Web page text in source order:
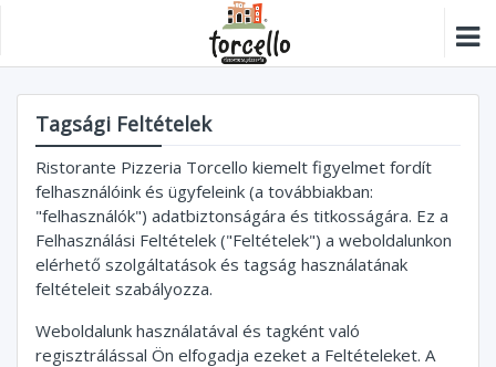
Tagsági Feltételek
Ristorante Pizzeria Torcello kiemelt figyelmet fordít
felhasználóink és ügyfeleink (a továbbiakban:
"felhasználók") adatbiztonságára és titkosságára. Ez a
Felhasználási Feltételek ("Feltételek") a weboldalunkon
elérhető szolgáltatások és tagság használatának
feltételeit szabályozza.
Weboldalunk használatával és tagként való
regisztrálással Ön elfogadja ezeket a Feltételeket. A